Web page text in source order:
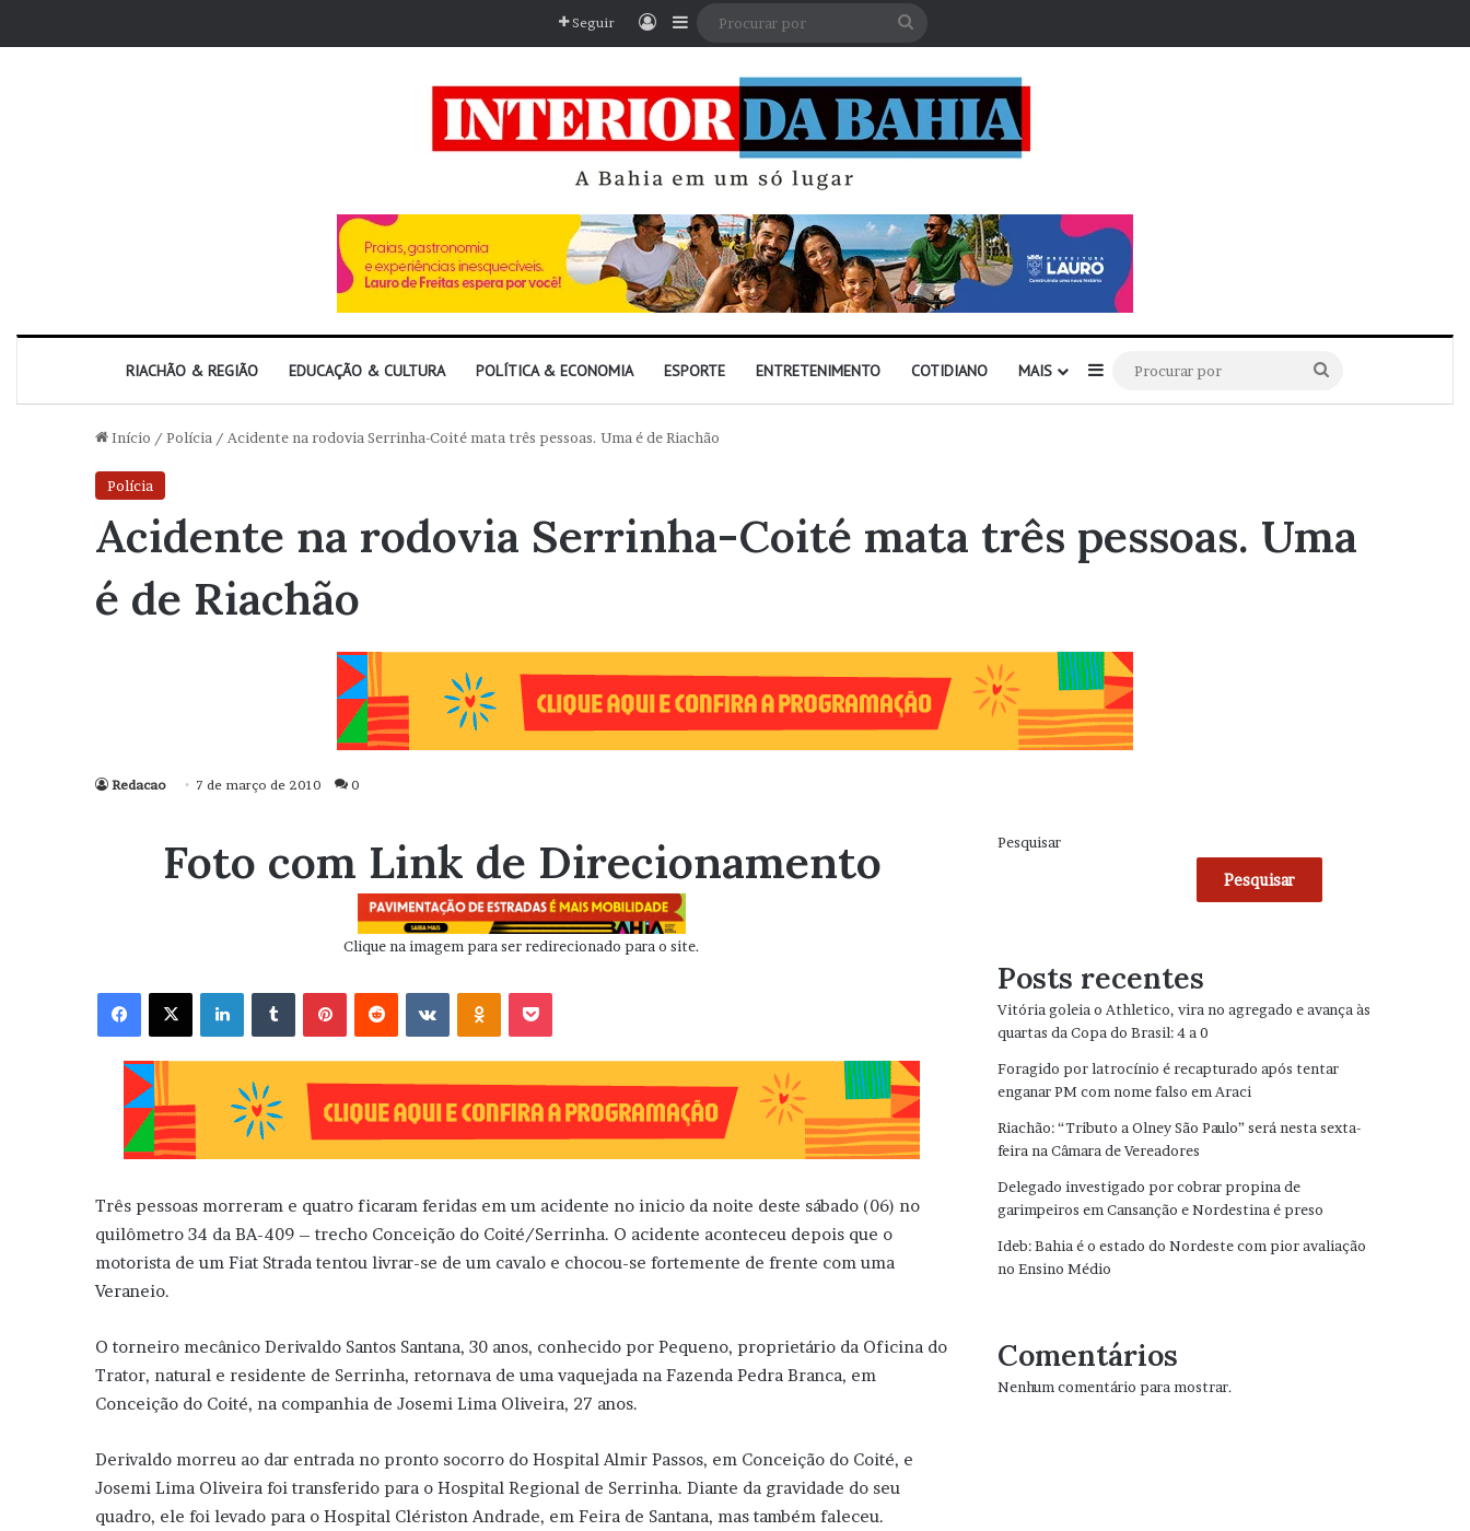
Seguir EntrarBarra Lateral
RIACHÃO & REGIÃO EDUCAÇÃO & CULTURA POLÍTICA & ECONOMIA ESPORTE ENTRETENIMENTO COTIDIANO MAIS Barra Lateral
por
Início / Polícia / Acidente na rodovia Serrinha-Coité mata três pessoas. Uma é de Riachão
Polícia
Acidente na rodovia Serrinha-Coité mata três pessoas. Uma
é de Riachão
Redacao 7 de março de 2010 0
Foto com Link de Direcionamento
Clique na imagem para ser redirecionado para o site.
Facebook X Linkedin VK OK
Três pessoas morreram e quatro ficaram feridas em um acidente no inicio da noite deste sábado (06) no
quilômetro 34 da BA-409 – trecho Conceição do Coité/Serrinha. O acidente aconteceu depois que o
motorista de um Fiat Strada tentou livrar-se de um cavalo e chocou-se fortemente de frente com uma
Veraneio.
O torneiro mecânico Derivaldo Santos Santana, 30 anos, conhecido por Pequeno, proprietário da Oficina do
Trator, natural e residente de Serrinha, retornava de uma vaquejada na Fazenda Pedra Branca, em
Conceição do Coité, na companhia de Josemi Lima Oliveira, 27 anos.
Derivaldo morreu ao dar entrada no pronto socorro do Hospital Almir Passos, em Conceição do Coité, e
Josemi Lima Oliveira foi transferido para o Hospital Regional de Serrinha. Diante da gravidade do seu
quadro, ele foi levado para o Hospital Clériston Andrade, em Feira de Santana, mas também faleceu.
Pesquisar
Pesquisar
Posts recentes
Vitória goleia o Athletico, vira no agregado e avança às
quartas da Copa do Brasil: 4 a 0
Foragido por latrocínio é recapturado após tentar
enganar PM com nome falso em Araci
Riachão: “Tributo a Olney São Paulo” será nesta sexta-
feira na Câmara de Vereadores
Delegado investigado por cobrar propina de
garimpeiros em Cansanção e Nordestina é preso
Ideb: Bahia é o estado do Nordeste com pior avaliação
no Ensino Médio
Comentários
Nenhum comentário para mostrar.